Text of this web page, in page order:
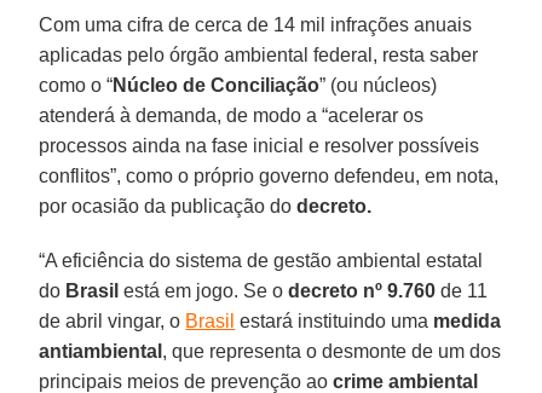
Com uma cifra de cerca de 14 mil infrações anuais
aplicadas pelo órgão ambiental federal, resta saber
como o “Núcleo de Conciliação” (ou núcleos)
atenderá à demanda, de modo a “acelerar os
processos ainda na fase inicial e resolver possíveis
conflitos”, como o próprio governo defendeu, em nota,
por ocasião da publicação dodecreto.
“A eficiência do sistema de gestão ambiental estatal
do Brasil está em jogo. Se odecreto nº 9.760 de 11
de abril vingar, o Brasil estará instituindo uma medida
antiambiental , que representa o desmonte de um dos
principais meios de prevenção aocrime ambiental